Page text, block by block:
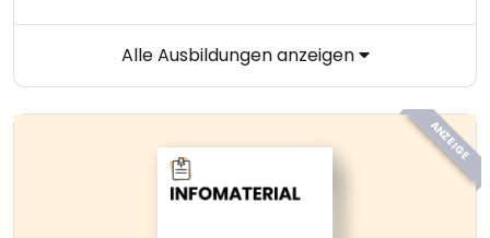
Alle Ausbildungen anzeigen
ANZEIGE